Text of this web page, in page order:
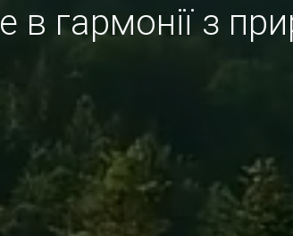
в гармонії з